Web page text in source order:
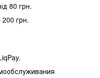
80 грн.
грн.